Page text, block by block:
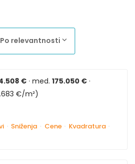
Po relevantnosti
€ · med. 175.050 € ·
€/m²)
· Sniženja · Cene · Kvadratura ·